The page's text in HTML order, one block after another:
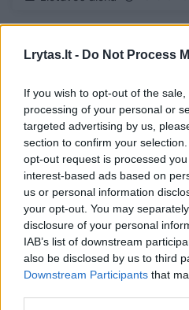
Lrytas.lt - Do Not Process
If you wish to opt-out of the
processing of your personal or
targeted advertising by us,
section to confirm your
opt-out request is processed
interest-based ads based on
us or personal information
your opt-out. You may
disclosure of your personal
IAB’s list of downstream
also be disclosed by us to third
Downstream Participants that
Pamilusi Šiaurės
britė čia sukvietė
„Kitur taip nebūna“